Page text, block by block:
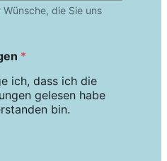
die Sie uns
*
ich, dass ich die
gelesen habe
bin.